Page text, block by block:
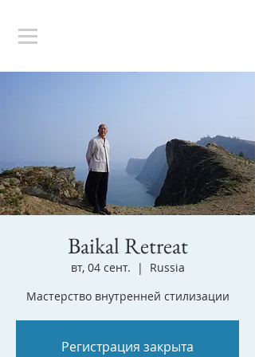
Baikal Retreat
вт, 04 сент.
  |
Russia
Мастерство внутренней стилизации
Регистрация закрыта